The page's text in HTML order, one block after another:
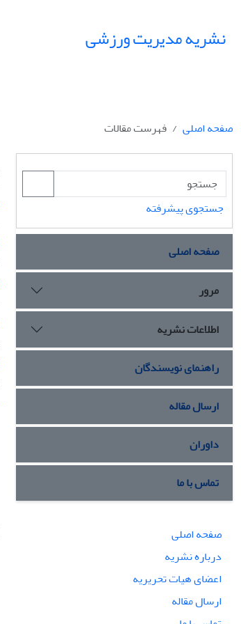
نشریه مدیریت ورزشی
صفحه اصلی
فهرست مقالات
جستجوی پیشرفته
صفحه اصلی
مرور
اطلاعات نشریه
راهنمای نویسندگان
ارسال مقاله
داوران
تماس با ما
صفحه اصلی
درباره نشریه
اعضای هیات تحریریه
ارسال مقاله